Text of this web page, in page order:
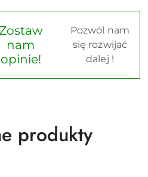
nam
opinie!
Pozwól nam
się rozwijać
dalej !
produkty